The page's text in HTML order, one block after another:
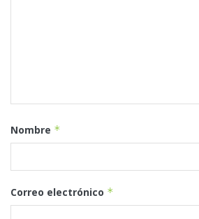
Nombre *
Correo electrónico *